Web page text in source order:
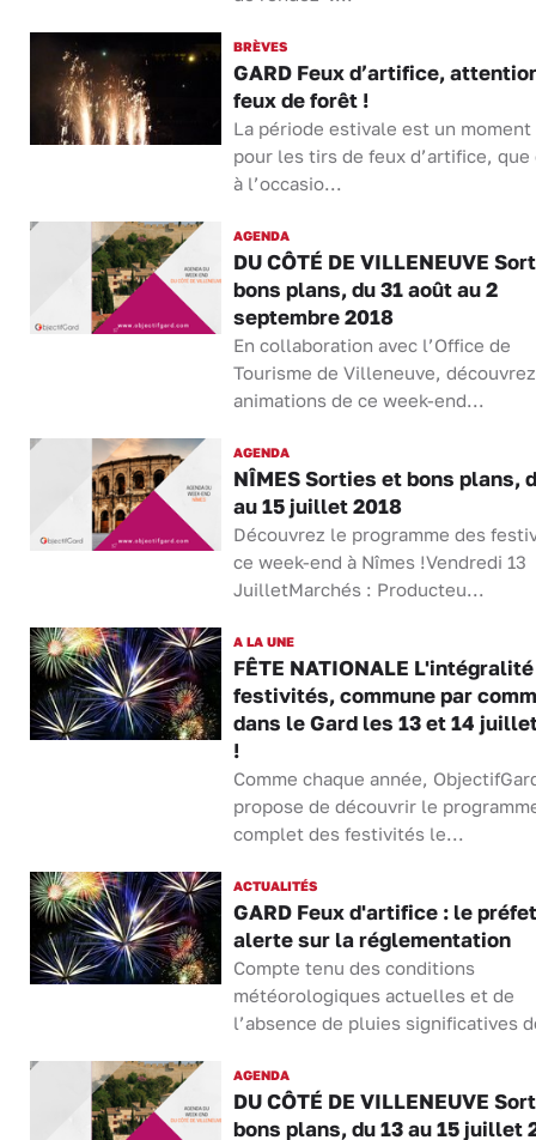
BRÈVES
GARD Feux d’artifice,
feux de forêt !
La période estivale est un moment
pour les tirs de feux d’artifice, que
à l’occasio...
AGENDA
DU CÔTÉ DE VILLENEUVE
bons plans, du 31 août au 2
septembre 2018
En collaboration avec l’Office de
Tourisme de Villeneuve,
animations de ce week-end...
AGENDA
NÎMES Sorties et bons plans,
au 15 juillet 2018
Découvrez le programme des
ce week-end à Nîmes !Vendredi 13
JuilletMarchés : Producteu...
A LA UNE
FÊTE NATIONALE
festivités, commune par
dans le Gard les 13 et 14
!
Comme chaque année,
propose de découvrir le
complet des festivités le...
ACTUALITÉS
GARD Feux d'artifice : le préfet
alerte sur la réglementation
Compte tenu des conditions
météorologiques actuelles et de
l’absence de pluies significatives
AGENDA
DU CÔTÉ DE VILLENEUVE
bons plans, du 13 au 15 juillet